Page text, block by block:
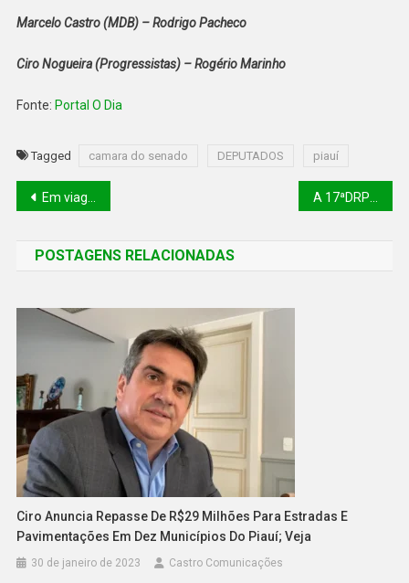
Marcelo Castro (MDB) – Rodrigo Pacheco
Ciro Nogueira (Progressistas) – Rogério Marinho
Fonte: Portal O Dia
Tagged camara do senado DEPUTADOS piauí
Em viagem à Argentina, Lula defende criação de moeda comum
POSTAGENS RELACIONADAS
Ciro Anuncia Repasse De R$29 Milhões Para Estradas E
Pavimentações Em Dez Municípios Do Piauí; Veja
30 de janeiro de 2023 Castro Comunicações